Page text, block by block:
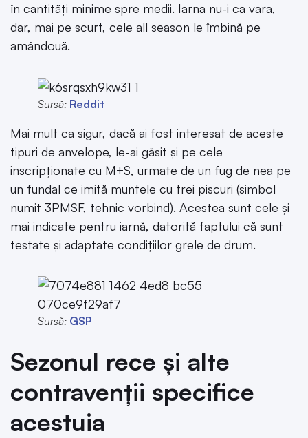
în cantități minime spre medii. Iarna nu-i ca vara,
dar, mai pe scurt, cele all season le îmbină pe
amândouă.
Sursă: Reddit
Mai mult ca sigur, dacă ai fost interesat de aceste
tipuri de anvelope, le-ai găsit și pe cele
inscripționate cu M+S, urmate de un fug de nea pe
un fundal ce imită muntele cu trei piscuri (simbol
numit 3PMSF, tehnic vorbind). Acestea sunt cele și
mai indicate pentru iarnă, datorită faptului că sunt
testate și adaptate condițiilor grele de drum.
Sursă: GSP
Sezonul rece și alte
contravenții specifice
acestuia